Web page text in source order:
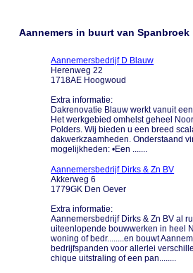
Aannemers in buurt van Spanbroek
Aannemersbedrijf D Blauw
Herenweg 22
1718AE Hoogwoud
Extra informatie:
Dakrenovatie Blauw werkt vanuit
Het werkgebied omhelst geheel
Polders. Wij bieden u een breed
dakwerkzaamheden. Onderstaand
mogelijkheden: •Een .......
Aannemersbedrijf Dirks & Zn BV
Akkerweg 6
1779GK Den Oever
Extra informatie:
Aannemersbedrijf Dirks & Zn BV al
uiteenlopende bouwwerken in heel
woning of bedr........en bouwt
bedrijfspanden voor allerlei
chique uitstraling of een pan........